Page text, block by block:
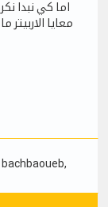
اما كي نبدا
معايا
,